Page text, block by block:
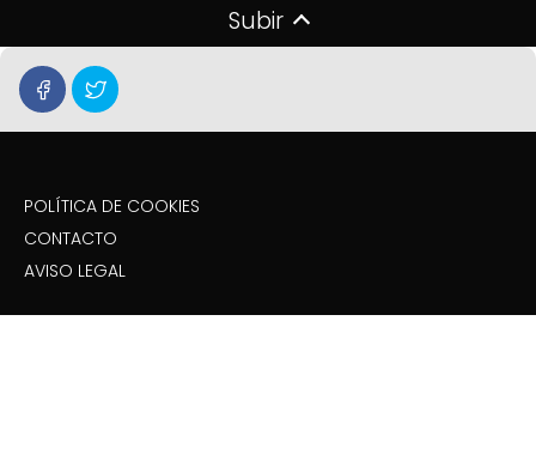
Subir
POLÍTICA DE COOKIES
CONTACTO
AVISO LEGAL